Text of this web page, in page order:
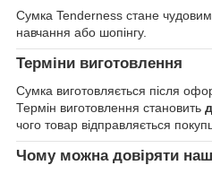
Сумка Tenderness стане
навчання або шопінгу.
Терміни виготовлення
Сумка виготовляється після
Термін виготовлення становить
чого товар відправляється
Чому можна довіряти